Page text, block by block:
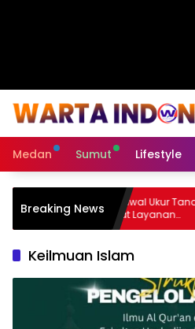
Medan Sumut Lifestyle
Breaking News
Dapat Jadwal Ukur Tanah
Jelas Berkat Layanan
Terjadwal
Keilmuan Islam